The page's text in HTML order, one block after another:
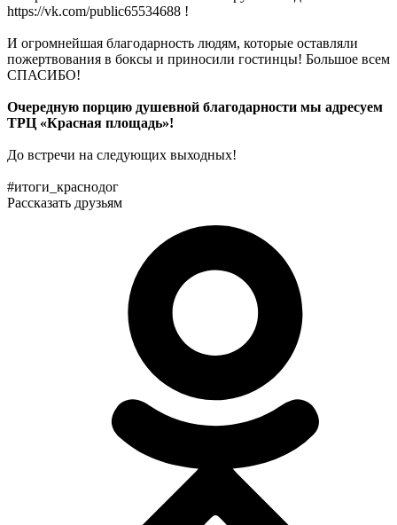
https://vk.com/public65534688 !
И огромнейшая благодарность людям, которые оставляли
пожертвования в боксы и приносили гостинцы! Большое всем
СПАСИБО!
Очередную порцию душевной благодарности мы адресуем
ТРЦ «Красная площадь»!
До встречи на следующих выходных!
#итоги_краснодог
Рассказать друзьям